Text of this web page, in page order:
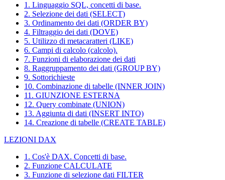
1. Linguaggio SQL, concetti di base.
2. Selezione dei dati (SELECT)
3. Ordinamento dei dati (ORDER BY)
4. Filtraggio dei dati (DOVE)
5. Utilizzo di metacaratteri (LIKE)
6. Campi di calcolo (calcolo).
7. Funzioni di elaborazione dei dati
8. Raggruppamento dei dati (GROUP BY)
9. Sottorichieste
10. Combinazione di tabelle (INNER JOIN)
11. GIUNZIONE ESTERNA
12. Query combinate (UNION)
13. Aggiunta di dati (INSERT INTO)
14. Creazione di tabelle (CREATE TABLE)
LEZIONI DAX
1. Cos'è DAX. Concetti di base.
2. Funzione CALCULATE
3. Funzione di selezione dati FILTER